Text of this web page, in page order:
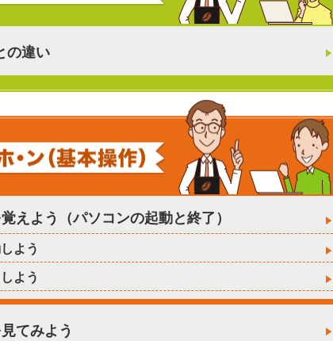
の違い
えよう（パソコンの起動と終了）
よう
よう
てみよう